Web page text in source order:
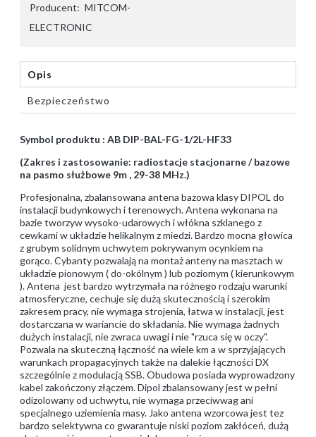
Producent: MITCOM-
ELECTRONIC
Opis
Bezpieczeństwo
Symbol produktu : AB DIP-BAL-FG-1/2L-HF33
(Zakres i zastosowanie: radiostacje stacjonarne / bazowe
na pasmo służbowe 9m , 29-38 MHz.)
Profesjonalna, zbalansowana antena bazowa klasy DIPOL do
instalacji budynkowych i terenowych. Antena wykonana na
bazie tworzyw wysoko-udarowych i włókna szklanego z
cewkami w układzie helikalnym z miedzi. Bardzo mocna głowica
z grubym solidnym uchwytem pokrywanym ocynkiem na
gorąco. Cybanty pozwalają na montaż anteny na masztach w
układzie pionowym ( do-okólnym ) lub poziomym ( kierunkowym
). Antena jest bardzo wytrzymała na różnego rodzaju warunki
atmosferyczne, cechuje się dużą skutecznością i szerokim
zakresem pracy, nie wymaga strojenia, łatwa w instalacji, jest
dostarczana w wariancie do składania. Nie wymaga żadnych
dużych instalacji, nie zwraca uwagi i nie "rzuca się w oczy".
Pozwala na skuteczną łączność na wiele km a w sprzyjających
warunkach propagacyjnych także na dalekie łączności DX
szczególnie z modulacją SSB. Obudowa posiada wyprowadzony
kabel zakończony złączem. Dipol zbalansowany jest w pełni
odizolowany od uchwytu, nie wymaga przeciwwag ani
specjalnego uziemienia masy. Jako antena wzorcowa jest tez
bardzo selektywna co gwarantuje niski poziom zakłóceń, dużą